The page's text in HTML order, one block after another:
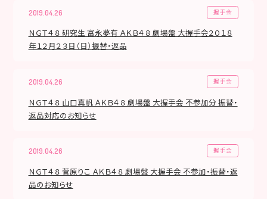
2019.04.26 握手会
ＮＧＴ４８ 研究生 富永夢有 ＡＫＢ４８ 劇場盤 大握手会２０１８
年１２月２３日（日）振替・返品
2019.04.26 握手会
ＮＧＴ４８ 山口真帆 ＡＫＢ４８ 劇場盤 大握手会 不参加分 振替・
返品対応のお知らせ
2019.04.26 握手会
ＮＧＴ４８ 菅原りこ ＡＫＢ４８ 劇場盤 大握手会 不参加・振替・返
品のお知らせ